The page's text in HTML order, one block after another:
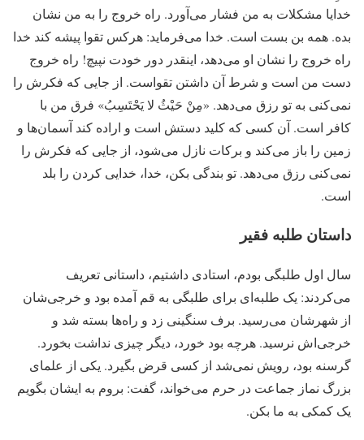
خدایا مشکلات به من فشار می‌آورد. راه خروج را به من نشان
بده. همه بن بست است. خدا می‌فرماید: هرکس تقوا پیشه کند خدا
راه خروج را نشان او می‌دهد، اینقدر دور خودت نپیچ! راه خروج
دست من است و شرط آن داشتن تقواست. از جایی که فکرش را
نمی‌کنی به تو رزق می‌دهد. «مِنْ حَیْثُ لا یَحْتَسِبُ» فرق من با
کافر است. آن کسی که کلید دستش است و اراده کند آسمان‌ها و
زمین را باز می‌کند و برکات نازل می‌شود، از جایی که فکرش را
نمی‌کنی رزق می‌دهد. تو بندگی بکن، خدا، خدایی کردن را بلد
است.
داستان طلبه فقیر
سال اول طلبگی بودم، استادی داشتیم، داستانی تعریف
می‌کردند: یک طلبه‌ای برای طلبگی به قم آمده بود و خرجی‌شان
از شهرشان می‌رسید. برف سنگینی زد و راه‌ها بسته شد و
خرجی‌اش نرسید. هرچه بود خورد، دیگر چیزی نداشت بخورد.
گرسنه بود، رویش نمی‌شد از کسی قرض بگیرد. یکی از علمای
بزرگ نماز جماعت در حرم می‌خواند، گفت: بروم به ایشان بگویم
یک کمکی به ما بکن.